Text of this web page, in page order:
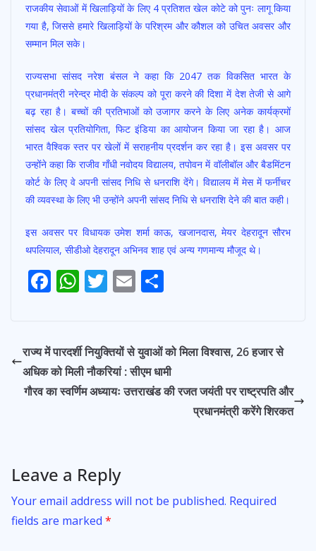
राजकीय सेवाओं में खिलाड़ियों के लिए 4 प्रतिशत खेल कोटे को पुनः लागू किया
गया है, जिससे हमारे खिलाड़ियों के परिश्रम और कौशल को उचित अवसर और
सम्मान मिल सके।
राज्यसभा सांसद नरेश बंसल ने कहा कि 2047 तक विकसित भारत के
प्रधानमंत्री नरेन्द्र मोदी के संकल्प को पूरा करने की दिशा में देश तेजी से आगे
बढ़ रहा है। बच्चों की प्रतिभाओं को उजागर करने के लिए अनेक कार्यक्रमों
सांसद खेल प्रतियोगिता, फिट इंडिया का आयोजन किया जा रहा है। आज
भारत वैश्विक स्तर पर खेलों में सराहनीय प्रदर्शन कर रहा है। इस अवसर पर
उन्होंने कहा कि राजीव गाँधी नवोदय विद्यालय, तपोवन में वॉलीबॉल और बैडमिंटन
कोर्ट के लिए वे अपनी सांसद निधि से धनराशि देंगे। विद्यालय में मेस में फर्नीचर
की व्यवस्था के लिए भी उन्होंने अपनी सांसद निधि से धनराशि देने की बात कही।
इस अवसर पर विधायक उमेश शर्मा काऊ, खजानदास, मेयर देहरादून सौरभ
थपलियाल, सीडीओ देहरादून अभिनव शाह एवं अन्य गणमान्य मौजूद थे।
Post
navigation
F
b
o
o
W
s
A
p
T
er
E
l e
राज्य में पारदर्शी नियुक्तियों से युवाओं को मिला विश्वास, 26 हजार से
अधिक को मिली नौकरियां : सीएम धामी
गौरव का स्वर्णिम अध्यायः उत्तराखंड की रजत जयंती पर राष्ट्रपति और
प्रधानमंत्री करेंगे शिरकत
Leave a Reply
Your email address will not be published. Required
fields are marked *